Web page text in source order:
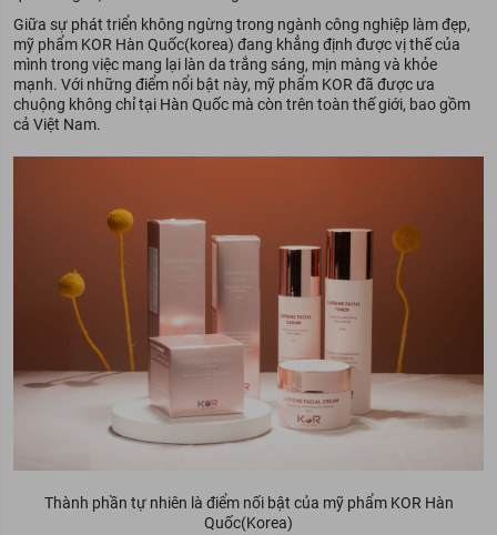
Giữa sự phát triển không ngừng trong ngành công nghiệp làm đẹp,
mỹ phẩm KOR Hàn Quốc(korea) đang khẳng định được vị thế của
mình trong việc mang lại làn da trắng sáng, mịn màng và khỏe
mạnh. Với những điểm nổi bật này, mỹ phẩm KOR đã được ưa
chuộng không chỉ tại Hàn Quốc mà còn trên toàn thế giới, bao gồm
cả Việt Nam.
Thành phần tự nhiên là điểm nối bật của mỹ phẩm KOR Hàn
Quốc(Korea)